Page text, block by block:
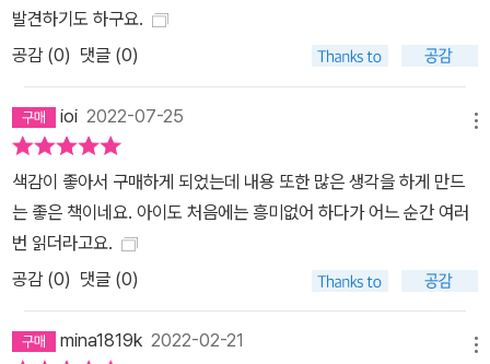
발견하기도 하구요.
공감 (0) 댓글 (0)
ioi 2022-07-25
색감이 좋아서 구매하게 되었는데 내용 또한 많은 생각을 하게 만드
는 좋은 책이네요. 아이도 처음에는 흥미없어 하다가 어느 순간 여러
번 읽더라고요.
공감 (0) 댓글 (0)
mina1819k 2022-02-21